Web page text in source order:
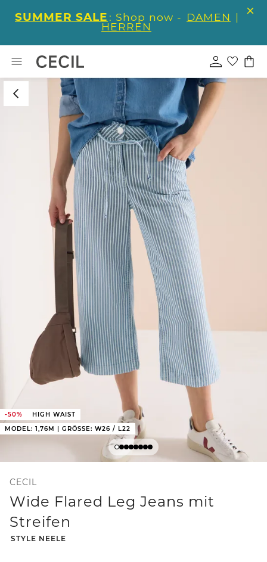
SUMMER SALE : Shop now - DAMEN |
HERREN
-50%
HIGH WAIST
MODEL: 1,76M | GRÖSSE: W26 / L22
CECIL
Wide Flared Leg Jeans mit
Streifen
-
STYLE NEELE